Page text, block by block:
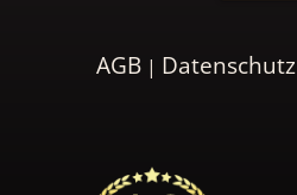
AGB Datenschutz